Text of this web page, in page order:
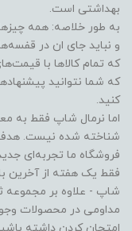
بهداشتی است.
به طور خلاصه: همه
و نباید جای ان در
که تمام کالاها با
که شما نتوانید
کنید.
اما نرمال شاپ فقط به
شناخته شده نیست. هدف
فروشگاه‌ ما تجربه‌ای
فقط یک هفته از آخرین
شاپ - علاوه بر مجموعه
مداومی در محصولات